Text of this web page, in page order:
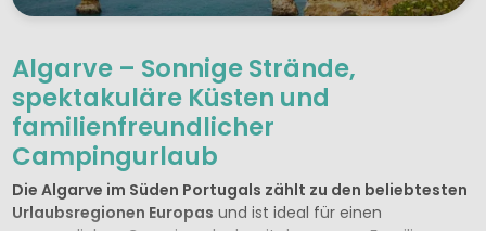
Algarve – Sonnige Strände,
spektakuläre Küsten und
familienfreundlicher
Campingurlaub
Die Algarve im Süden Portugals zählt zu den beliebtesten
Urlaubsregionen Europas und ist ideal für einen